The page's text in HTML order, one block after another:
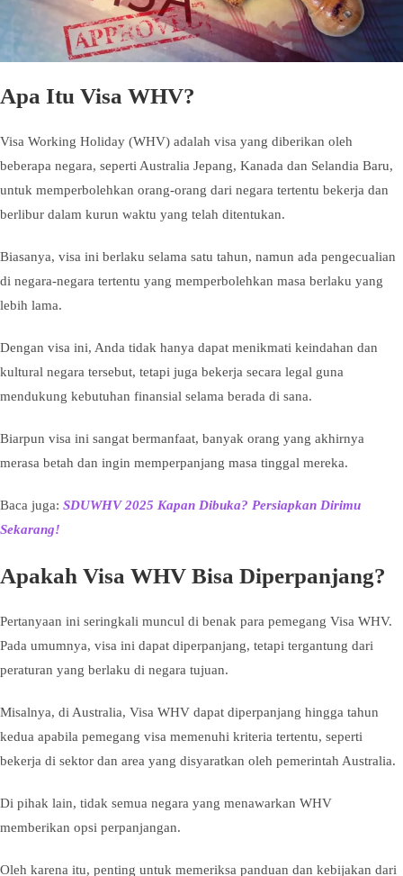
Apa Itu Visa WHV?
Visa Working Holiday (WHV) adalah visa yang diberikan oleh
beberapa negara, seperti Australia Jepang, Kanada dan Selandia Baru,
untuk memperbolehkan orang-orang dari negara tertentu bekerja dan
berlibur dalam kurun waktu yang telah ditentukan.
Biasanya, visa ini berlaku selama satu tahun, namun ada pengecualian
di negara-negara tertentu yang memperbolehkan masa berlaku yang
lebih lama.
Dengan visa ini, Anda tidak hanya dapat menikmati keindahan dan
kultural negara tersebut, tetapi juga bekerja secara legal guna
mendukung kebutuhan finansial selama berada di sana.
Biarpun visa ini sangat bermanfaat, banyak orang yang akhirnya
merasa betah dan ingin memperpanjang masa tinggal mereka.
Baca juga: SDUWHV 2025 Kapan Dibuka? Persiapkan Dirimu
Sekarang!
Apakah Visa WHV Bisa Diperpanjang?
Pertanyaan ini seringkali muncul di benak para pemegang Visa WHV.
Pada umumnya, visa ini dapat diperpanjang, tetapi tergantung dari
peraturan yang berlaku di negara tujuan.
Misalnya, di Australia, Visa WHV dapat diperpanjang hingga tahun
kedua apabila pemegang visa memenuhi kriteria tertentu, seperti
bekerja di sektor dan area yang disyaratkan oleh pemerintah Australia.
Di pihak lain, tidak semua negara yang menawarkan WHV
memberikan opsi perpanjangan.
Oleh karena itu, penting untuk memeriksa panduan dan kebijakan dari